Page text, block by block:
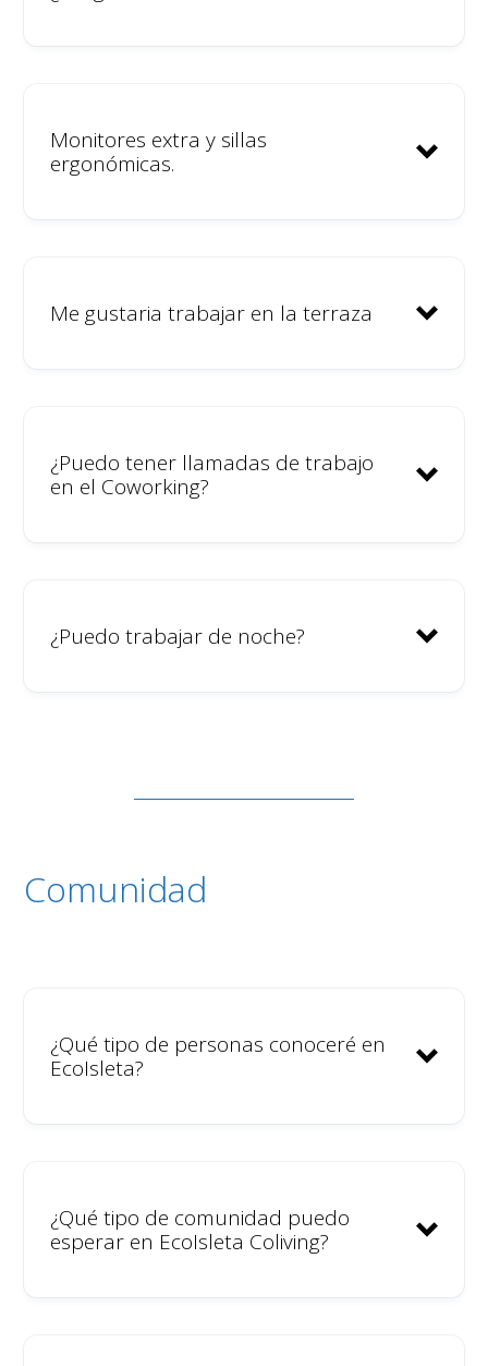
Monitores extra y sillas
ergonómicas.
Me gustaria trabajar en la terraza
¿Puedo tener llamadas de trabajo
en el Coworking?
¿Puedo trabajar de noche?
Comunidad
¿Qué tipo de personas conoceré en
EcoIsleta?
¿Qué tipo de comunidad puedo
esperar en EcoIsleta Coliving?